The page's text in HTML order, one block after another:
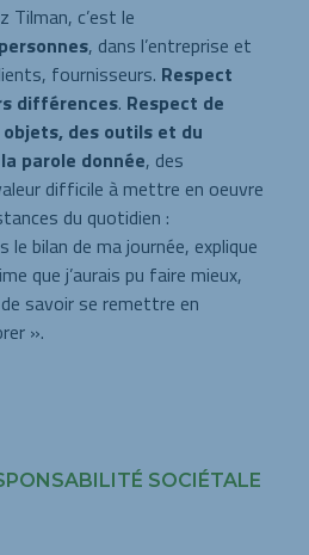
Tilman, c’est le
, dans l’entreprise et
fournisseurs. Respect
différences. Respect de
des outils et du
parole donnée, des
difficile à mettre en oeuvre
du quotidien :
bilan de ma journée, explique
que j’aurais pu faire mieux,
savoir se remettre en
».
SOCIÉTALE